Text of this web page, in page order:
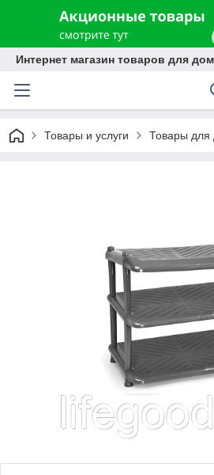
Интернет магазин товаров для
Товары и услуги Товары для